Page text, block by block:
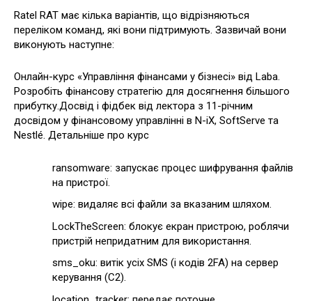
Ratel RAT має кілька варіантів, що відрізняються
переліком команд, які вони підтримують. Зазвичай вони
виконують наступне:
Онлайн-курс «Управління фінансами у бізнесі» від Laba.
Розробіть фінансову стратегію для досягнення більшого
прибутку.Досвід і фідбек від лектора з 11-річним
досвідом у фінансовому управлінні в N-iX, SoftServe та
Nestlé. Детальніше про курс
ransomware: запускає процес шифрування файлів
на пристрої.
wipe: видаляє всі файли за вказаним шляхом.
LockTheScreen: блокує екран пристрою, роблячи
пристрій непридатним для використання.
sms_oku: витік усіх SMS (і кодів 2FA) на сервер
керування (C2).